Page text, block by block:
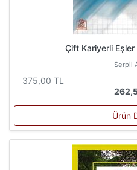
Çift Kariyerli Eşler
Serpil
375,00 TL
Ürün